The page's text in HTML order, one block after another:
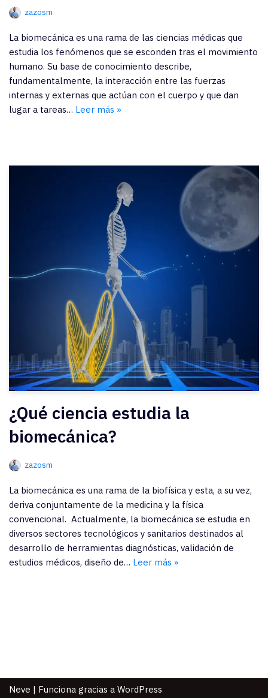
zazosm
La biomecánica es una rama de las ciencias médicas que
estudia los fenómenos que se esconden tras el movimiento
humano. Su base de conocimiento describe,
fundamentalmente, la interacción entre las fuerzas
internas y externas que actúan con el cuerpo y que dan
lugar a tareas… Leer más »
¿Qué ciencia estudia la
biomecánica?
zazosm
La biomecánica es una rama de la biofísica y esta, a su vez,
deriva conjuntamente de la medicina y la física
convencional. Actualmente, la biomecánica se estudia en
diversos sectores tecnológicos y sanitarios destinados al
desarrollo de herramientas diagnósticas, validación de
estudios médicos, diseño de… Leer más »
Neve | Funciona gracias aWordPress